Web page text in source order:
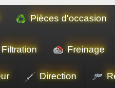
Pièces d'occasion
Filtration Freinage
Direction